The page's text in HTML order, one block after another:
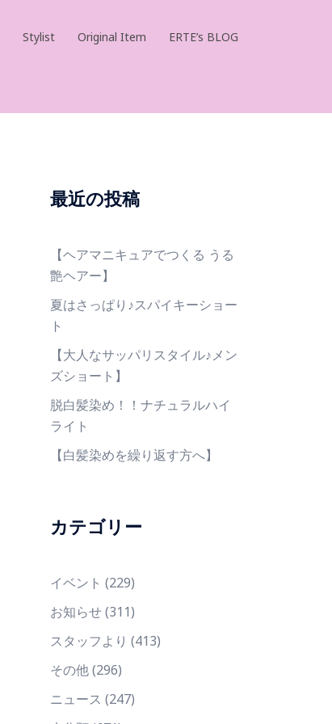
Stylist Original Item ERTE’s BLOG
最近の投稿
【ヘアマニキュアでつくる うる
艶ヘアー】
夏はさっぱり♪スパイキーショー
ト
【大人なサッパリスタイル♪メン
ズショート】
脱白髪染め！！ナチュラルハイ
ライト
【白髪染めを繰り返す方へ】
カテゴリー
イベント (229)
お知らせ(311)
スタッフより (413)
その他(296)
ニュース (247)